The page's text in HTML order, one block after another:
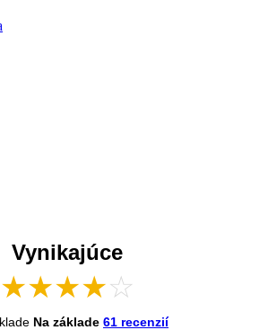
Vynikajúce
★★★★☆
Na základe 61 recenzií